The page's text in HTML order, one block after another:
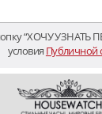
“ХОЧУ УЗНАТЬ
условия Публичной